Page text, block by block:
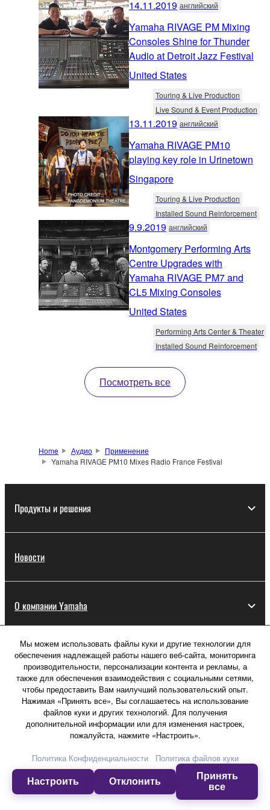
14.11.2019 английский
Yamaha RIVAGE PM Mixing
Consoles Shine for Thunder
Audio at Detroit Jazz Festival
United States
Touring & Live Production
Live Sound & Event Production
13.11.2019 английский
Yamaha RIVAGE PM10
playing key role in Urinetown
Singapore
Touring & Live Production
Installed Sound Reinforcement
9.9.2019 английский
Montgomery Performing Arts
Centre Upgrades with
Yamaha RIVAGE PM7 and
CL5 Mixing Consoles
United States
Performing Arts Center & Theater
Installed Sound Reinforcement
Посмотреть все
Home Аудио
Применение
Yamaha RIVAGE PM10 Mixes Radio France Festival
Продукты и решения
Новости
О компании Yamaha
Россия - Русский
Потребитель
Мы можем использовать файлы куки и другие технологии для
обеспечения надлежащей работы нашего веб-сайта, мониторинга
производительности, персонализации контента и рекламы, а
также для обеспечения взаимодействия с социальными сетями,
чтобы предоставить Вам наилучший пользовательский опыт.
Нажимая «Принять все», Вы соглашаетесь на использование
файлов куки и других технологий. Для получения
дополнительной информации или для изменения настроек,
пожалуйста, нажмите «Настроить».
Политика Конфиденциальности
Политика файлов куки
Настроить Отклонить
Принять
все
Свяжитесь с нами
Условия использования
Политика конфиденциальности
© Yamaha Corporation.